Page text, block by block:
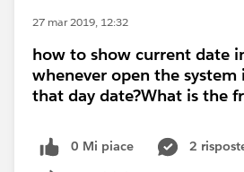
27 mar 2019, 12:32
how to show current date
whenever open the system
that day date?What is the
0 Mi piace
2